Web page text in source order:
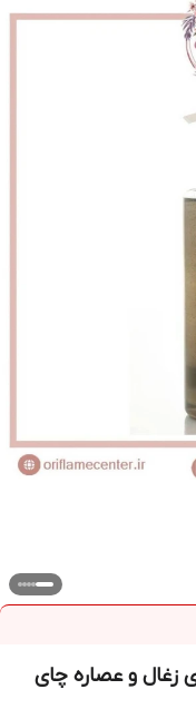
زغال و عصاره چای